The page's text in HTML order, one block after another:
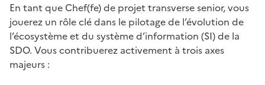
En tant que Chef(fe) de projet transverse senior, vous
jouerez un rôle clé dans le pilotage de l’évolution de
l’écosystème et du système d’information (SI) de la
SDO. Vous contribuerez activement à trois axes
majeurs :